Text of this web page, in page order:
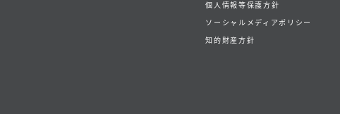
個人情報等保護方針
ソーシャルメディアポリシー
知的財産方針